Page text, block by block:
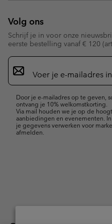
Volg ons
Schrijf je in voor onze
eerste bestelling vanaf € 120
Aanmelden
voor
e-
Door je e-mailadres op te geven,
ontvang je 10% welkomstkorting.
Via mail houden we je op de
aanbiedingen en evenementen. In
je gegevens verwerken voor
afmelden.